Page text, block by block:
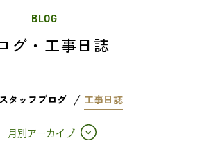
BLOG
グ・工事日誌
スタッフブログ 工事日誌
月別アーカイブ